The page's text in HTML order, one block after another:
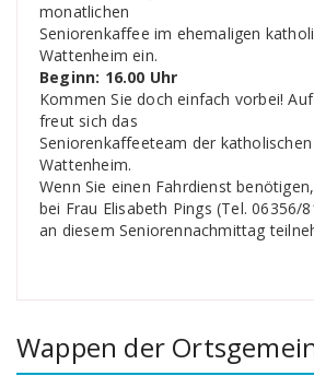
monatlichen
Seniorenkaffee im ehemaligen
Wattenheim ein.
Beginn: 16.00 Uhr
Kommen Sie doch einfach vorbei!
freut sich das
Seniorenkaffeeteam der
Wattenheim.
Wenn Sie einen Fahrdienst
bei Frau Elisabeth Pings (Tel. 06356/
an diesem Seniorennachmittag
Wappen der